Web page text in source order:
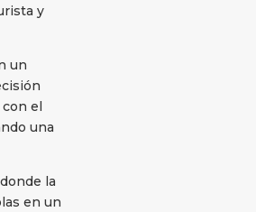
y
un
el
una
la
en un